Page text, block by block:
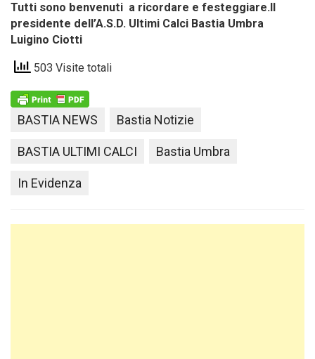
Tutti sono benvenuti a ricordare e festeggiare.
presidente dell’A.S.D. Ultimi Calci Bastia Umbra
Luigino Ciotti
503 Visite totali
BASTIA NEWS Bastia Notizie
BASTIA ULTIMI CALCI Bastia Umbra
In Evidenza